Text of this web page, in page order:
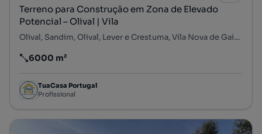
Terreno para Construção em Zona de Elevado
Potencial – Olival | Vila
Olival, Sandim, Olival, Lever e Crestuma, Vila Nova de Gaia, Porto
Preço por metro quadrado
6000 m²
TuaCasa Portugal
Profissional